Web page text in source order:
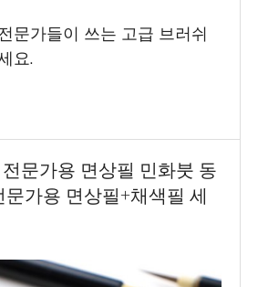
문가들이 쓰는 고급 브러쉬
요.
문가용 면상필 민화붓 동
문가용 면상필+채색필 세